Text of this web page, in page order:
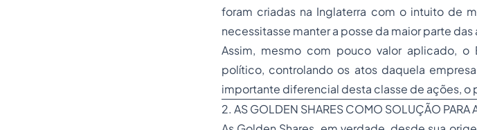
foram criadas na Inglaterra com o intuito de
necessitasse manter a posse da maior parte
Assim, mesmo com pouco valor aplicado,
político, controlando os atos daquela
importante diferencial desta classe de ações, o
2. AS GOLDEN SHARES COMO SOLUÇÃO PARA